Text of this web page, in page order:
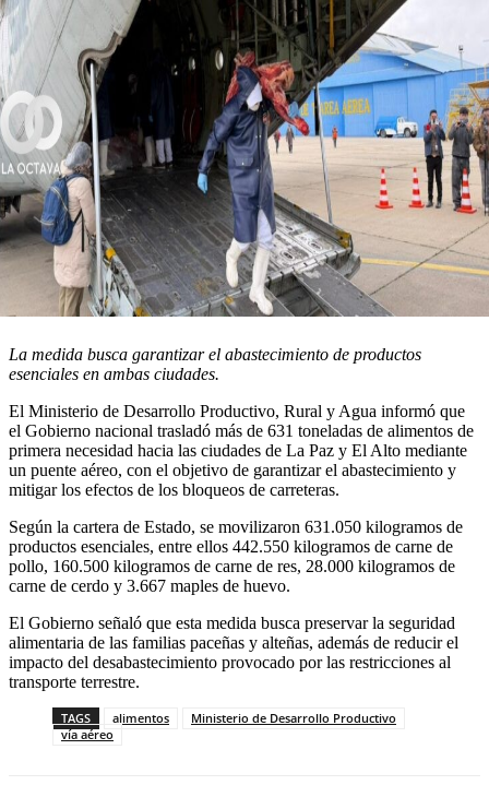
La medida busca garantizar el abastecimiento de productos
esenciales en ambas ciudades.
El Ministerio de Desarrollo Productivo, Rural y Agua informó que
el Gobierno nacional trasladó más de 631 toneladas de alimentos de
primera necesidad hacia las ciudades de La Paz y El Alto mediante
un puente aéreo, con el objetivo de garantizar el abastecimiento y
mitigar los efectos de los bloqueos de carreteras.
Según la cartera de Estado, se movilizaron 631.050 kilogramos de
productos esenciales, entre ellos 442.550 kilogramos de carne de
pollo, 160.500 kilogramos de carne de res, 28.000 kilogramos de
carne de cerdo y 3.667 maples de huevo.
El Gobierno señaló que esta medida busca preservar la seguridad
alimentaria de las familias paceñas y alteñas, además de reducir el
impacto del desabastecimiento provocado por las restricciones al
transporte terrestre.
TAGS alimentos
Ministerio de Desarrollo Productivo
vía aéreo